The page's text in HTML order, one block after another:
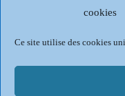
cookies
Ce site utilise des cookies
Revue Française de